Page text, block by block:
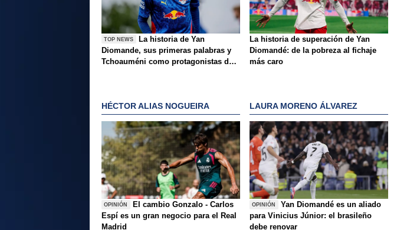
TOP NEWS
La historia de Yan
Diomande, sus primeras palabras y
Tchoauméni como protagonistas de
La historia de superación de Yan
Diomandé: de la pobreza al fichaje
más caro
HÉCTOR ALIAS NOGUEIRA
OPINIÓN
El cambio Gonzalo - Carlos
Espí es un gran negocio para el Real
Madrid
LAURA MORENO ÁLVAREZ
OPINIÓN
Yan Diomandé es un aliado
para Vinicius Júnior: el brasileño
debe renovar